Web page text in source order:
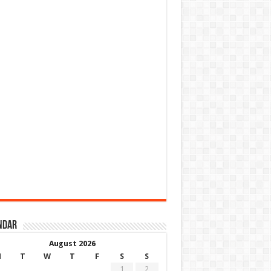
August 2026
T W T F S
S
1
2